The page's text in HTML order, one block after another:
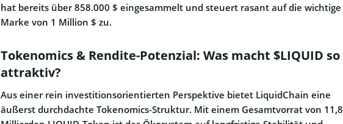
hat bereits über 858.000 $ eingesammelt und steuert rasant auf die wichtige
Marke von 1 Million $ zu.
Tokenomics & Rendite-Potenzial: Was macht $LIQUID so
attraktiv?
Aus einer rein investitionsorientierten Perspektive bietet LiquidChain eine
äußerst durchdachte Tokenomics-Struktur. Mit einem Gesamtvorrat von 11,8